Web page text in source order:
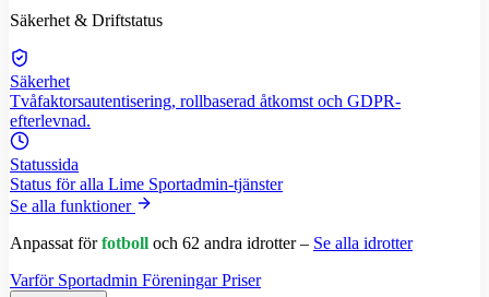
Säkerhet & Driftstatus
Säkerhet
Tvåfaktorsautentisering, rollbaserad åtkomst och GDPR-
efterlevnad.
Statussida
Status för alla Lime Sportadmin-tjänster
Se alla funktioner
Anpassat förfotboll och 62 andra idrotter – Se alla idrotter
Varför Sportadmin FöreningarPriser